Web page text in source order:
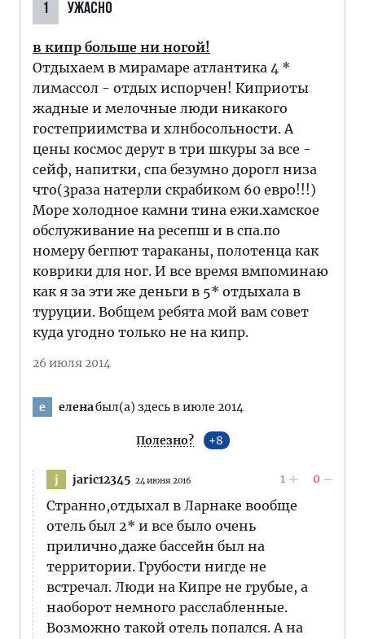
1 УЖАСНО
в кипр больше ни ногой!
Отдыхаем в мирамаре атлантика 4 *
лимассол - отдых испорчен! Киприоты
жадные и мелочные люди никакого
гостеприимства и хлнбосольности. А
цены космос дерут в три шкуры за все -
сейф, напитки, спа безумно дорогл низа
что(3раза натерли скрабиком 60 евро!!!)
Море холодное камни тина ежи.хамское
обслуживание на ресепш и в спа.по
номеру бегпют тараканы, полотенца как
коврики для ног. И все время вмпоминаю
как я за эти же деньги в 5* отдыхала в
туруции. Вобщем ребята мой вам совет
куда угодно только не на кипр.
26 июля 2014
е еленабыл(а) здесь в июле 2014
Полезно? 8
j jaric12345 24 июня 2016 1 0
Странно,отдыхал в Ларнаке вообще
отель был 2* и все было очень
прилично,даже бассейн был на
территории. Грубости нигде не
встречал. Люди на Кипре не грубые, а
наоборот немного расслабленные.
Возможно такой отель попался. А на